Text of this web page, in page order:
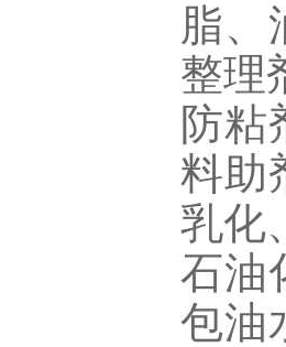
脂、
整理
防粘
料助
乳化
石油
包油